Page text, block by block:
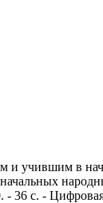
и учившим в
36 с. -